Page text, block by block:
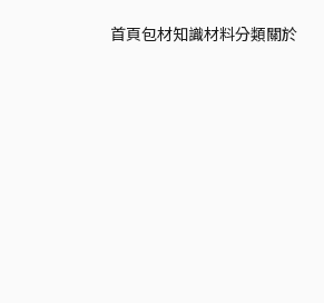
首頁包材知識材料分類關於